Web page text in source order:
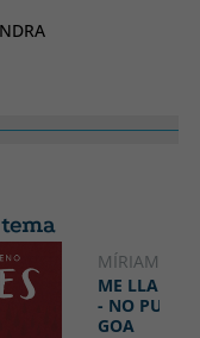
MÍRIAM
ME LLAMO
- NO
GOA